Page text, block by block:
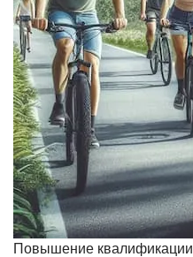
Повышение квалификации